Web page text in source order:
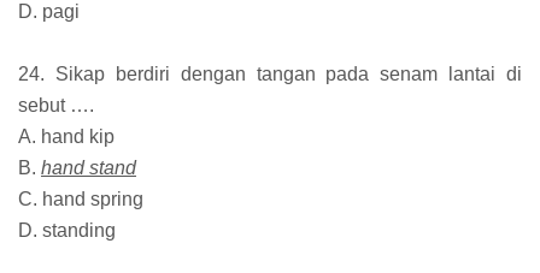
D. pagi
24. Sikap berdiri dengan tangan pada senam lantai di
sebut ….
A. hand kip
B. hand stand
C. hand spring
D. standing